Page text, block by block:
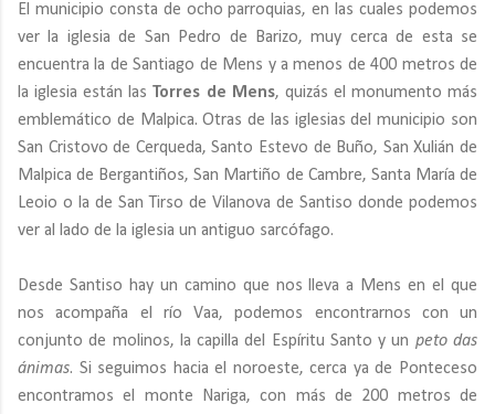
El municipio consta de ocho parroquias, en las cuales podemos
ver la iglesia de San Pedro de Barizo, muy cerca de esta se
encuentra la de Santiago de Mens y a menos de 400 metros de
la iglesia están lasTorres de Mens, quizás el monumento más
emblemático de Malpica. Otras de las iglesias del municipio son
San Cristovo de Cerqueda, Santo Estevo de Buño, San Xulián de
Malpica de Bergantiños, San Martiño de Cambre, Santa María de
Leoio o la de San Tirso de Vilanova de Santiso donde podemos
ver al lado de la iglesia un antiguo sarcófago.
Desde Santiso hay un camino que nos lleva a Mens en el que
nos acompaña el río Vaa, podemos encontrarnos con un
conjunto de molinos, la capilla del Espíritu Santo y un peto das
ánimas. Si seguimos hacia el noroeste, cerca ya de Ponteceso
encontramos el monte Nariga, con más de 200 metros de